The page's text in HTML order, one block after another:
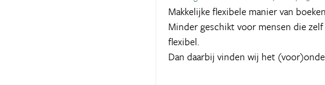
Makkelijke flexibele manier van
Minder geschikt voor mensen die
flexibel.
Dan daarbij vinden wij het